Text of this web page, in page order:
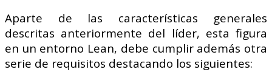
Aparte de las características generales
descritas anteriormente del líder, esta figura
en un entorno Lean, debe cumplir además otra
serie de requisitos destacando los siguientes: